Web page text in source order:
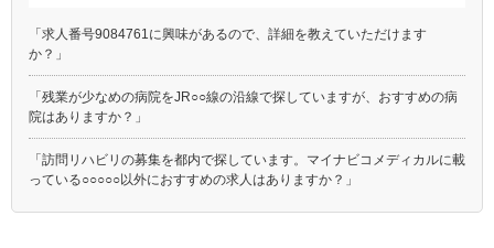
「求人番号9084761に興味があるので、詳細を教えていただけます
か？」
「残業が少なめの病院をJR○○線の沿線で探していますが、おすすめの病
院はありますか？」
「訪問リハビリの募集を都内で探しています。マイナビコメディカルに載
っている○○○○○以外におすすめの求人はありますか？」